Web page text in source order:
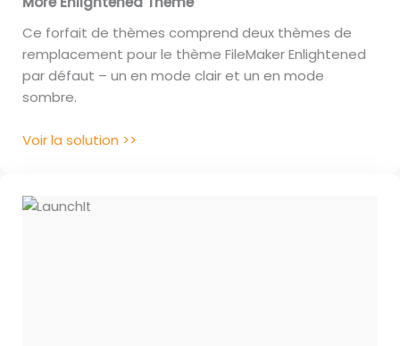
Ce forfait de thèmes comprend deux thèmes de
remplacement pour le thème FileMaker Enlightened
par défaut – un en mode clair et un en mode
sombre.
Voir la solution >>